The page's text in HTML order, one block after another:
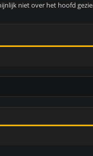
niet over het hoofd